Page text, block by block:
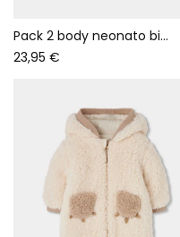
Pack 2 body neonato bianchi stampa animali
23,95 €